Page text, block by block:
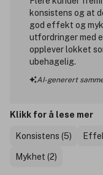
konsistens og at
god effekt og
utfordringer med
opplever lokket
ubehagelig.
AI-generert
Klikk for å lese mer
Konsistens (5)
Mykhet (2)